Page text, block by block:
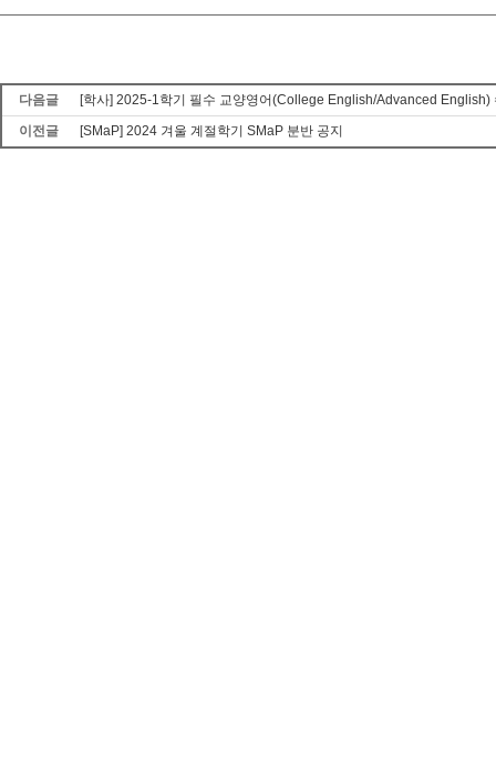
다음글
[학사] 2025-1학기 필수 교양영어(College English/Advanced English)
이전글
[SMaP] 2024 겨울 계절학기 SMaP 분반 공지